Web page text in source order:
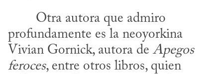
profundamente es la neoyorkina
Vivian Gornick, autora de Apegos
feroces, entre otros libros, quien